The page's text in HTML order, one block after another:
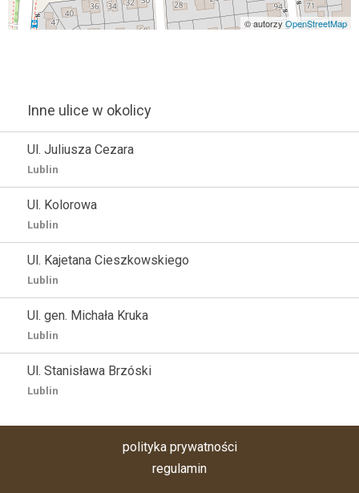
© autorzy OpenStreetMap
Inne ulice w okolicy
Ul. Juliusza Cezara
Lublin
Ul. Kolorowa
Lublin
Ul. Kajetana Cieszkowskiego
Lublin
Ul. gen. Michała Kruka
Lublin
Ul. Stanisława Brzóski
Lublin
polityka prywatności
regulamin